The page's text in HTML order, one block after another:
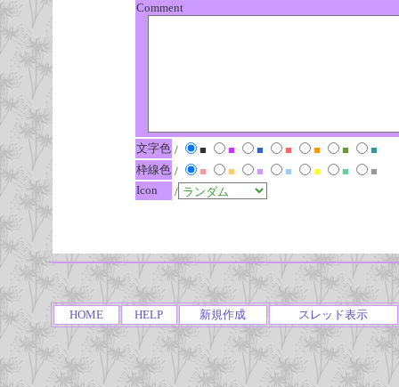
Comment
文字色 / ■ ■ ■ ■ ■ ■
■
枠線色 / ■ ■ ■ ■ ■ ■
■
Icon
/
HOME HELP 新規作成 スレッド表示